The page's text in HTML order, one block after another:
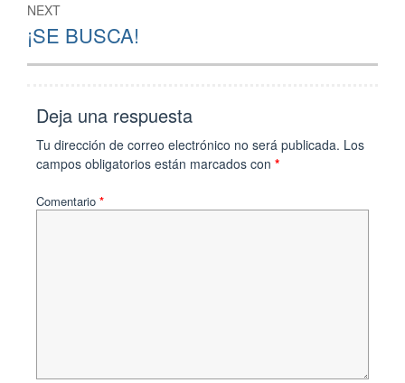
NEXT
Next
post:
¡SE BUSCA!
Deja una respuesta
Tu dirección de correo electrónico no será publicada. Los
campos obligatorios están marcados con *
Comentario *